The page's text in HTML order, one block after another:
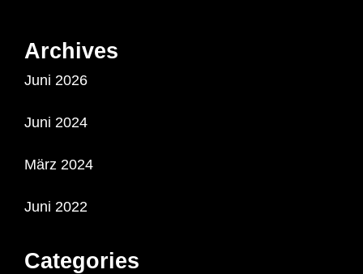
Archives
Juni 2026
Juni 2024
März 2024
Juni 2022
Categories